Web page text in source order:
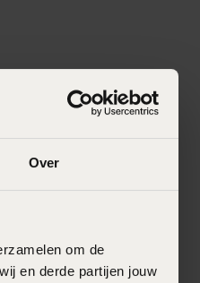
Over
om de
en derde partijen jouw